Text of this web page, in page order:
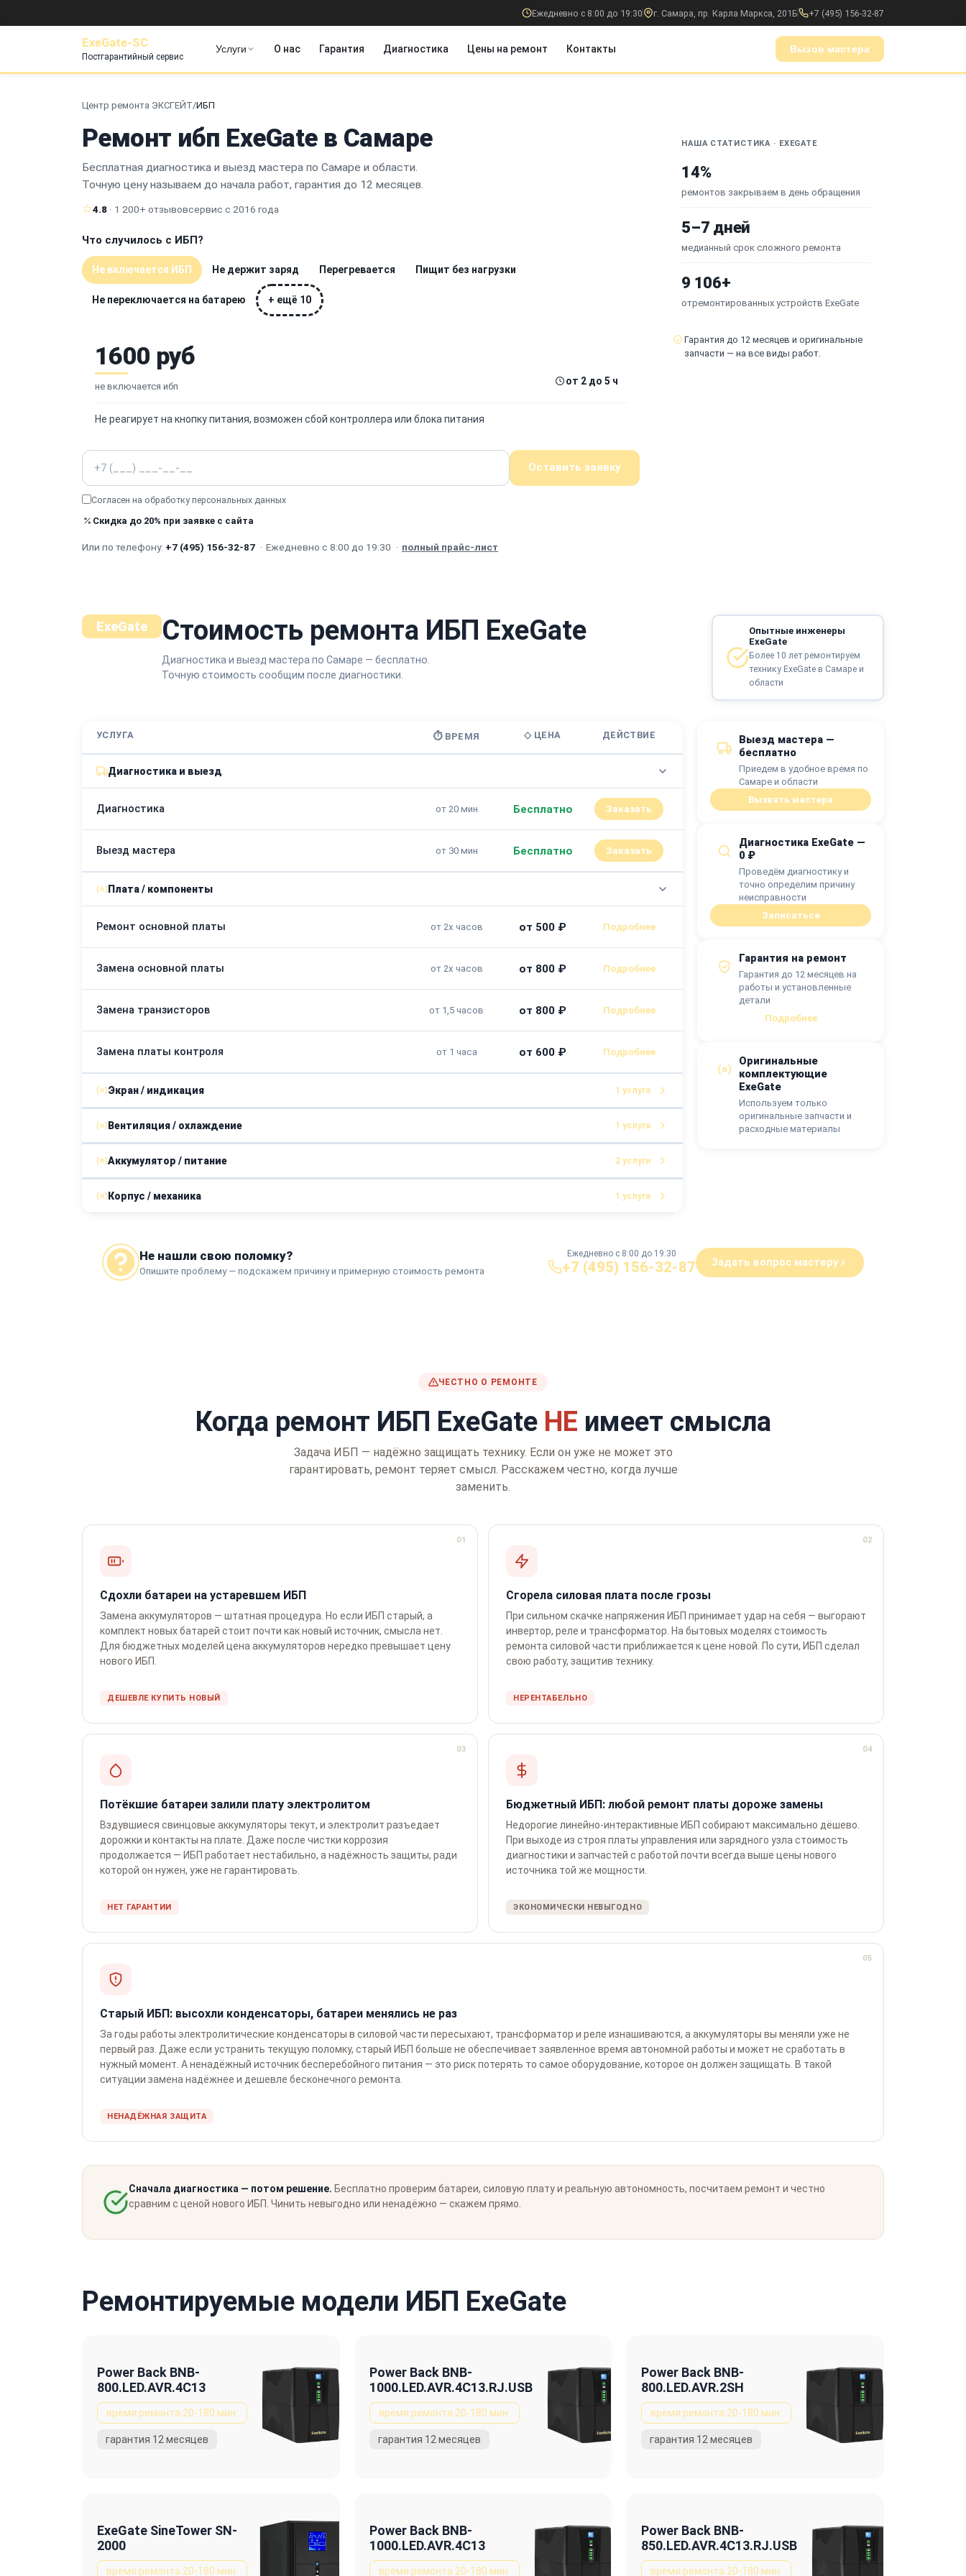
Ежедневно с 8:00 до 19:30 г. Самара, пр. Карла Маркса, 201Б +7 (495) 156-32-87
ExeGate-SC
Постгарантийный сервис
Услуги О нас Гарантия Диагностика Цены на ремонт Контакты Вызов мастера
Центр ремонта ЭКСГЕЙТ/ИБП
Ремонт ибп ExeGate в Самаре
Бесплатная диагностика и выезд мастера по Самаре и области.
Точную цену называем до начала работ, гарантия до 12 месяцев.
4.8 · 1 200+ отзывовсервис с 2016 года
Что случилось с ИБП?
Не включается ИБП Не держит заряд Перегревается Пищит без нагрузки
Не переключается на батарею + ещё 10
1600 руб
не включается ибп от 2 до 5 ч
Не реагирует на кнопку питания, возможен сбой контроллера или блока питания
Телефон
Оставить заявку
Согласен на обработку персональных данных
Скидка до 20% при заявке с сайта
Или по телефону: +7 (495) 156-32-87 · Ежедневно с 8:00 до 19:30 · полный прайс-лист
НАША СТАТИСТИКА · EXEGATE
14%
ремонтов закрываем в день обращения
5–7 дней
медианный срок сложного ремонта
9 106+
отремонтированных устройств ExeGate
Гарантия до 12 месяцев и оригинальные
запчасти — на все виды работ.
ExeGate Стоимость ремонта ИБП ExeGate
Диагностика и выезд мастера по Самаре — бесплатно.
Точную стоимость сообщим после диагностики.
Опытные инженеры
ExeGate
Более 10 лет ремонтируем
технику ExeGate в Самаре и
области
УСЛУГА ⏱ ВРЕМЯ ◇ ЦЕНА ДЕЙСТВИЕ
Диагностика и выезд
Диагностика от 20 мин Бесплатно Заказать
Выезд мастера от 30 мин Бесплатно Заказать
Плата / компоненты
Ремонт основной платы от 2х часов от 500 ₽
Замена основной платы от 2х часов от 800 ₽
Замена транзисторов от 1,5 часов от 800 ₽
Замена платы контроля от 1 часа от 600 ₽
Экран / индикация 1 услуга
Замена дисплея
Вентиляция / охлаждение 1 услуга
Ремонт системы впуска
Аккумулятор / питание 2 услуги
Замена батарейного отсека
Корпус / механика 1 услуга
Выезд мастера —
бесплатно
Приедем в удобное время по
Самаре и области
Вызвать мастера
Диагностика ExeGate —
0 ₽
Проведём диагностику и
точно определим причину
неисправности
Записаться
Гарантия на ремонт
Гарантия до 12 месяцев на
работы и установленные
детали
Подробнее
Оригинальные
комплектующие
ExeGate
Используем только
оригинальные запчасти и
расходные материалы
Не нашли свою поломку?
Опишите проблему — подскажем причину и примерную стоимость ремонта
Ежедневно с 8:00 до 19:30
+7 (495) 156-32-87 Задать вопрос мастеру
ЧЕСТНО О РЕМОНТЕ
Когда ремонт ИБП ExeGate НЕ имеет смысла
Задача ИБП — надёжно защищать технику. Если он уже не может это
гарантировать, ремонт теряет смысл. Расскажем честно, когда лучше
заменить.
01
Сдохли батареи на устаревшем ИБП
Замена аккумуляторов — штатная процедура. Но если ИБП старый, а
комплект новых батарей стоит почти как новый источник, смысла нет.
Для бюджетных моделей цена аккумуляторов нередко превышает цену
нового ИБП.
ДЕШЕВЛЕ КУПИТЬ НОВЫЙ
02
Сгорела силовая плата после грозы
При сильном скачке напряжения ИБП принимает удар на себя — выгорают
инвертор, реле и трансформатор. На бытовых моделях стоимость
ремонта силовой части приближается к цене новой. По сути, ИБП сделал
свою работу, защитив технику.
НЕРЕНТАБЕЛЬНО
03
Потёкшие батареи залили плату электролитом
Вздувшиеся свинцовые аккумуляторы текут, и электролит разъедает
дорожки и контакты на плате. Даже после чистки коррозия
продолжается — ИБП работает нестабильно, а надёжность защиты, ради
которой он нужен, уже не гарантировать.
НЕТ ГАРАНТИИ
04
Бюджетный ИБП: любой ремонт платы дороже замены
Недорогие линейно-интерактивные ИБП собирают максимально дёшево.
При выходе из строя платы управления или зарядного узла стоимость
диагностики и запчастей с работой почти всегда выше цены нового
источника той же мощности.
ЭКОНОМИЧЕСКИ НЕВЫГОДНО
05
Старый ИБП: высохли конденсаторы, батареи менялись не раз
За годы работы электролитические конденсаторы в силовой части пересыхают, трансформатор и реле изнашиваются, а аккумуляторы вы меняли уже не
первый раз. Даже если устранить текущую поломку, старый ИБП больше не обеспечивает заявленное время автономной работы и может не сработать в
нужный момент. А ненадёжный источник бесперебойного питания — это риск потерять то самое оборудование, которое он должен защищать. В такой
ситуации замена надёжнее и дешевле бесконечного ремонта.
НЕНАДЁЖНАЯ ЗАЩИТА
Сначала диагностика — потом решение. Бесплатно проверим батареи, силовую плату и реальную автономность, посчитаем ремонт и честно
сравним с ценой нового ИБП. Чинить невыгодно или ненадёжно — скажем прямо.
Ремонтируемые модели ИБП ExeGate
Power Back BNB-
800.LED.AVR.4C13
Power Back BNB-
1000.LED.AVR.4C13.RJ.USB
Power Back BNB-
800.LED.AVR.2SH
ExeGate SineTower SN-
2000
Power Back BNB-
1000.LED.AVR.4C13
Power Back BNB-
850.LED.AVR.4C13.RJ.USB